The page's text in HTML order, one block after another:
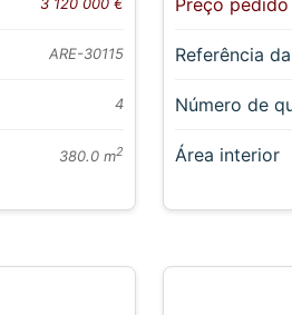
ARE-30115
4
380.0 m2
Referência
Número de
Área interior